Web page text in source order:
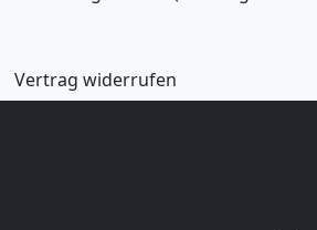
Vertrag widerrufen